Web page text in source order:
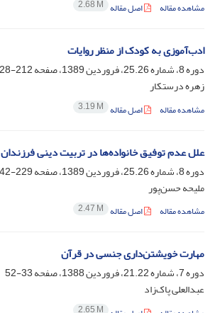
مشاهده مقاله اصل مقاله 2.68 M
ادب‌آموزی به کودک از منظر روایات
دوره 8، شماره 25.26، فروردین 1389، صفحه
212-228
زهره درستکار
مشاهده مقاله اصل مقاله 3.19 M
علل عدم توفیق خانواده‌ها در تربیت دینی فرزندان
دوره 8، شماره 25.26، فروردین 1389، صفحه
229-242
ملیحه حسن‌پور
مشاهده مقاله اصل مقاله 2.47 M
مهارت خویشتن‌داری جنسی در قرآن
دوره 7، شماره 21.22، فروردین 1388، صفحه
33-52
عبدالعلی پاک‌زاد